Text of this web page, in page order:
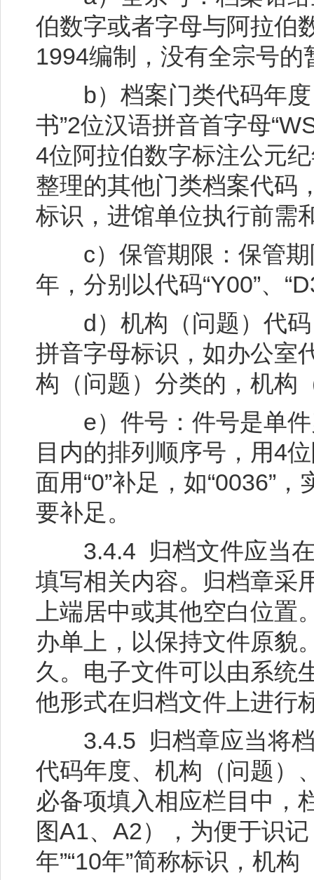
伯数字或者字母与阿拉伯
1994编制，没有全宗号的
b）档案门类代码年度
书”2位汉语拼音首字母
4位阿拉伯数字标注公元
整理的其他门类档案代码
标识，进馆单位执行前需
c）保管期限：保管期
年，分别以代码“Y00”、
d）机构（问题）代码
拼音字母标识，如办公室
构（问题）分类的，机构
e）件号：件号是单件
目内的排列顺序号，用4
面用“0”补足，如“0036”
要补足。
3.4.4 归档文件应当在
填写相关内容。归档章采
上端居中或其他空白位
办单上，以保持文件原貌
久。电子文件可以由系统
他形式在归档文件上进行
3.4.5 归档章应当将档
代码年度、机构（问题）
必备项填入相应栏目中，
图A1、A2），为便于识
年”“10年”简称标识，机